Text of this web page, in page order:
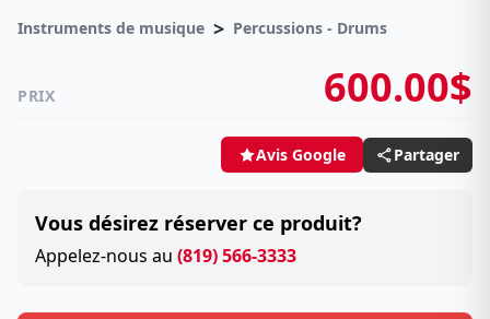
Instruments de musique > Percussions - Drums
PRIX 600.00$
Avis Google Partager
Vous désirez réserver ce produit?
Appelez-nous au (819) 566-3333